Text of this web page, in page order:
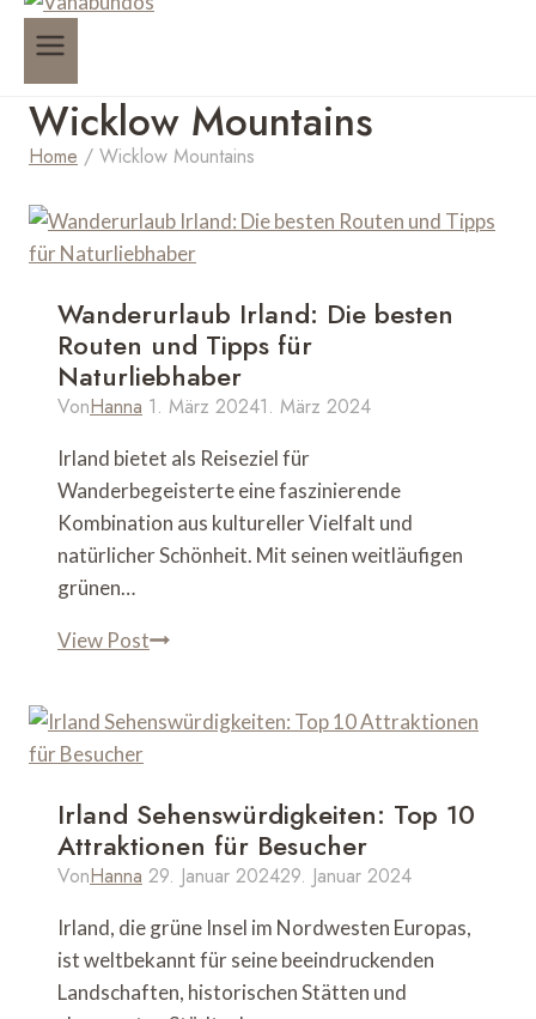
Wicklow Mountains
Home / Wicklow Mountains
Wanderurlaub Irland: Die besten
Routen und Tipps für
Naturliebhaber
VonHanna 1. März 20241. März 2024
Irland bietet als Reiseziel für
Wanderbegeisterte eine faszinierende
Kombination aus kultureller Vielfalt und
natürlicher Schönheit. Mit seinen weitläufigen
grünen…
View PostWanderurlaub
besten
und
für
Irland Sehenswürdigkeiten: Top 10
Attraktionen für Besucher
VonHanna 29. Januar 202429. Januar 2024
Irland, die grüne Insel im Nordwesten Europas,
ist weltbekannt für seine beeindruckenden
Landschaften, historischen Stätten und